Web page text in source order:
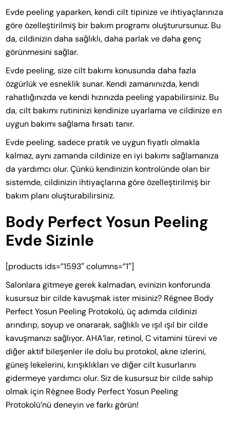
Evde peeling yaparken, kendi cilt tipinize ve ihtiyaçlarınıza
göre özelleştirilmiş bir bakım programı oluşturursunuz. Bu
da, cildinizin daha sağlıklı, daha parlak ve daha genç
görünmesini sağlar.
Evde peeling, size cilt bakımı konusunda daha fazla
özgürlük ve esneklik sunar. Kendi zamanınızda, kendi
rahatlığınızda ve kendi hızınızda peeling yapabilirsiniz. Bu
da, cilt bakımı rutininizi kendinize uyarlama ve cildinize en
uygun bakımı sağlama fırsatı tanır.
Evde peeling, sadece pratik ve uygun fiyatlı olmakla
kalmaz, aynı zamanda cildinize en iyi bakımı sağlamanıza
da yardımcı olur. Çünkü kendinizin kontrolünde olan bir
sistemde, cildinizin ihtiyaçlarına göre özelleştirilmiş bir
bakım planı oluşturabilirsiniz.
Body Perfect Yosun Peeling
Evde Sizinle
[products ids=”1593″ columns=”1″]
Salonlara gitmeye gerek kalmadan, evinizin konforunda
kusursuz bir cilde kavuşmak ister misiniz? Régnee Body
Perfect Yosun Peeling Protokolü, üç adımda cildinizi
arındırıp, soyup ve onararak, sağlıklı ve ışıl ışıl bir cilde
kavuşmanızı sağlıyor. AHA’lar, retinol, C vitamini türevi ve
diğer aktif bileşenler ile dolu bu protokol, akne izlerini,
güneş lekelerini, kırışıklıkları ve diğer cilt kusurlarını
gidermeye yardımcı olur. Siz de kusursuz bir cilde sahip
olmak için Régnee Body Perfect Yosun Peeling
Protokolü’nü deneyin ve farkı görün!